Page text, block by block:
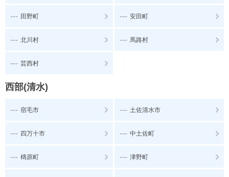
--- 田野町 --- 安田町
--- 北川村 --- 馬路村
--- 芸西村
西部(清水)
--- 宿毛市 --- 土佐清水市
--- 四万十市 --- 中土佐町
--- 檮原町 --- 津野町